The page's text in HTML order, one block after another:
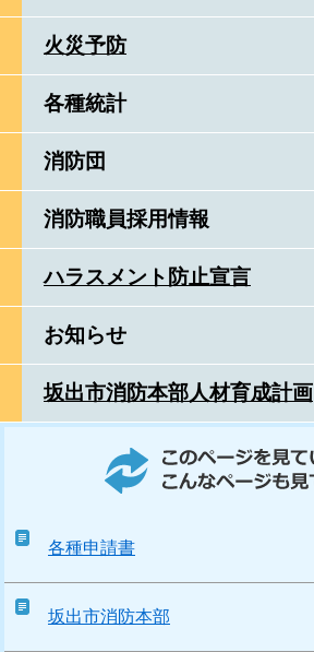
火災予防
各種統計
消防団
消防職員採用情報
ハラスメント防止宣言
お知らせ
坂出市消防本部人材育成計画
各種申請書
坂出市消防本部